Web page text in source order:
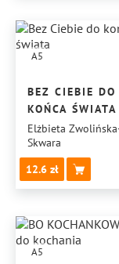
A5
BEZ CIEBIE DO
KOŃCA ŚWIATA
Elżbieta
Skwara
12.6
A5